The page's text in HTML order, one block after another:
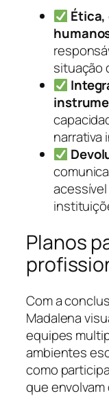
situação
narrativa
Planos
Com a
Madalena
equipes
ambientes
como
que